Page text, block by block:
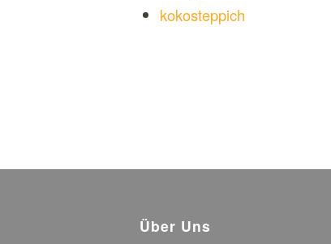
kokosteppich
Über Uns